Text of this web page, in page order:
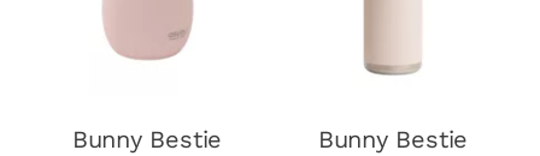
Bunny Bestie
Bunny Bestie